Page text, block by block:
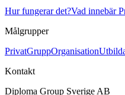
Hur fungerar det?Vad innebär
Målgrupper
PrivatGruppOrganisation
Kontakt
Diploma Group Sverige AB